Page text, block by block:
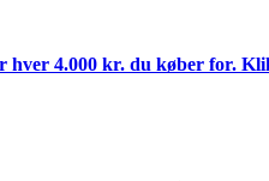
hver 4.000 kr. du køber for.